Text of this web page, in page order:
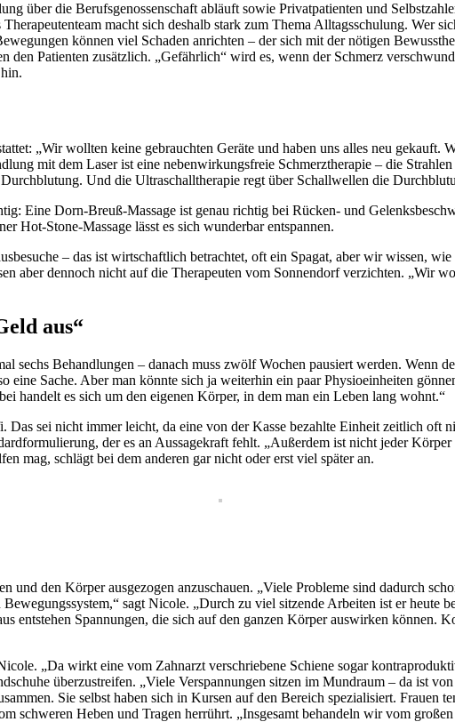
über die Berufsgenossenschaft abläuft sowie Privatpatienten und
macht sich deshalb stark zum Thema Alltagsschulung. Wer
können viel Schaden anrichten – der sich mit der nötigen
Patienten zusätzlich. „Gefährlich“ wird es, wenn der Schmerz
„Wir wollten keine gebrauchten Geräte und haben uns alles neu gekauft.
mit dem Laser ist eine nebenwirkungsfreie Schmerztherapie – die
Und die Ultraschalltherapie regt über Schallwellen die
Eine Dorn-Breuß-Massage ist genau richtig bei Rücken- und
Hot-Stone-Massage lässt es sich wunderbar entspannen.
– das ist wirtschaftlich betrachtet, oft ein Spagat, aber wir wissen,
aber dennoch nicht auf die Therapeuten vom Sonnendorf verzichten. „Wir
aus“
sechs Behandlungen – danach muss zwölf Wochen pausiert werden. Wenn
Sache. Aber man könnte sich ja weiterhin ein paar Physioeinheiten
handelt es sich um den eigenen Körper, in dem man ein Leben lang wohnt.“
Das sei nicht immer leicht, da eine von der Kasse bezahlte Einheit zeitlich
der es an Aussagekraft fehlt. „Außerdem ist nicht jeder
mag, schlägt bei dem anderen gar nicht oder erst viel später an.
und den Körper ausgezogen anzuschauen. „Viele Probleme sind dadurch
sagt Nicole. „Durch zu viel sitzende Arbeiten ist er heute
entstehen Spannungen, die sich auf den ganzen Körper auswirken können.
„Da wirkt eine vom Zahnarzt verschriebene Schiene sogar
überzustreifen. „Viele Verspannungen sitzen im Mundraum – da ist
Sie selbst haben sich in Kursen auf den Bereich spezialisiert. Frauen
schweren Heben und Tragen herrührt. „Insgesamt behandeln wir vom